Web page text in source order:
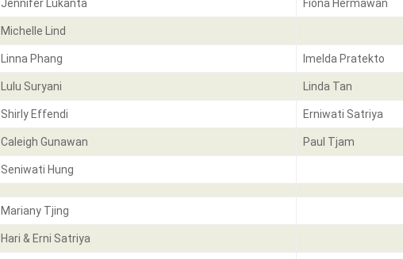
Jennifer Lukanta Fiona Hermawan
Michelle Lind
Linna Phang Imelda Pratekto
Lulu Suryani Linda Tan
Shirly Effendi Erniwati Satriya
Caleigh Gunawan Paul Tjam
Seniwati Hung
Mariany Tjing
Hari & Erni Satriya